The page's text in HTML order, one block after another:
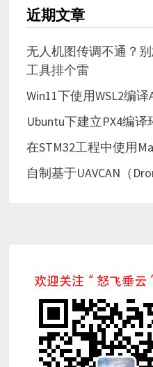
近期文章
无人机图传调不通？
工具排个雷
Win11下使用WSL2编
Ubuntu下建立PX4编译
在STM32工程中使用
自制基于UAVCAN（